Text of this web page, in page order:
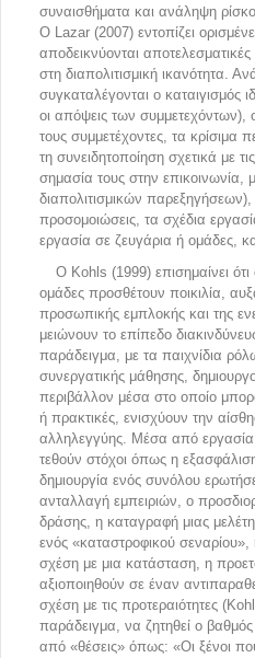
συναισθήματα και ανάληψη
Ο Lazar (2007) εντοπίζει
αποδεικνύονται
στη διαπολιτισμική ικανότητα.
συγκαταλέγονται ο καταιγισμός
οι απόψεις των συμμετεχόντων),
τους συμμετέχοντες, τα κρίσιμα
τη συνειδητοποίηση σχετικά με
σημασία τους στην
διαπολιτισμικών παρεξηγήσεων),
προσομοιώσεις, τα σχέδια
εργασία σε ζευγάρια ή ομάδες,
Ο Kohls (1999) επισημαίνει ότι
ομάδες προσθέτουν ποικιλία,
προσωπικής εμπλοκής και της
μειώνουν το επίπεδο
παράδειγμα, με τα παιχνίδια
συνεργατικής μάθησης,
περιβάλλον μέσα στο οποίο
ή πρακτικές, ενισχύουν την
αλληλεγγύης. Μέσα από εργασία
τεθούν στόχοι όπως η
δημιουργία ενός συνόλου
ανταλλαγή εμπειριών, ο
δράσης, η καταγραφή μιας
ενός «καταστροφικού
σχέση με μια κατάσταση, η
αξιοποιηθούν σε έναν
σχέση με τις προτεραιότητες
παράδειγμα, να ζητηθεί ο
από «θέσεις» όπως: «Οι ξένοι